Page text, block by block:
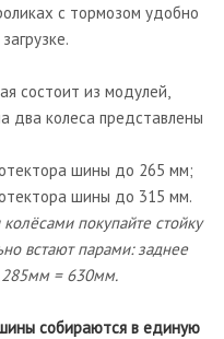
с тормозом удобно
состоит из модулей,
два колеса представлены
шины до 265 мм;
шины до 315 мм.
покупайте стойку
встают парами: заднее
285мм = 630мм.
собираются в единую